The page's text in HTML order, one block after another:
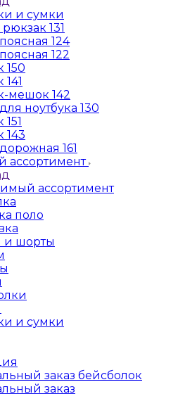
и сумки
131
124
122
150
мешок 142
ноутбука 130
143
161
ассортимент
поло
и шорты
и сумки
заказ бейсболок
заказ